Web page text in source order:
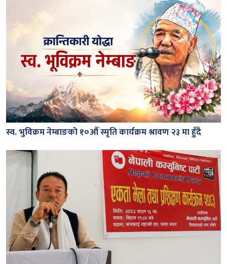
स्व. भुविक्रम नेम्बाङको १०औँ स्मृति कार्यक्रम श्रावण २३ मा हुँदै